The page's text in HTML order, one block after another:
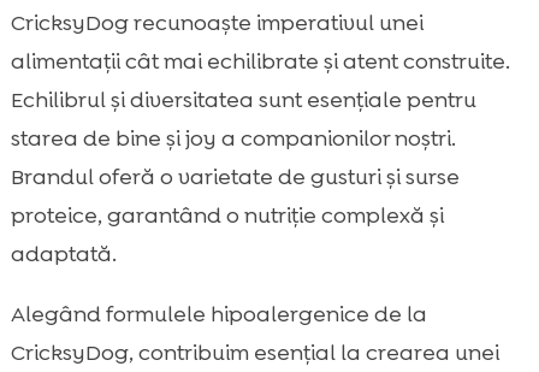
CricksyDog recunoaște imperativul unei
alimentații cât mai echilibrate și atent construite.
Echilibrul și diversitatea sunt esențiale pentru
starea de bine și joy a companionilor noștri.
Brandul oferă o varietate de gusturi și surse
proteice, garantând o nutriție complexă și
adaptată.
Alegând formulele hipoalergenice de la
CricksyDog, contribuim esențial la crearea unei